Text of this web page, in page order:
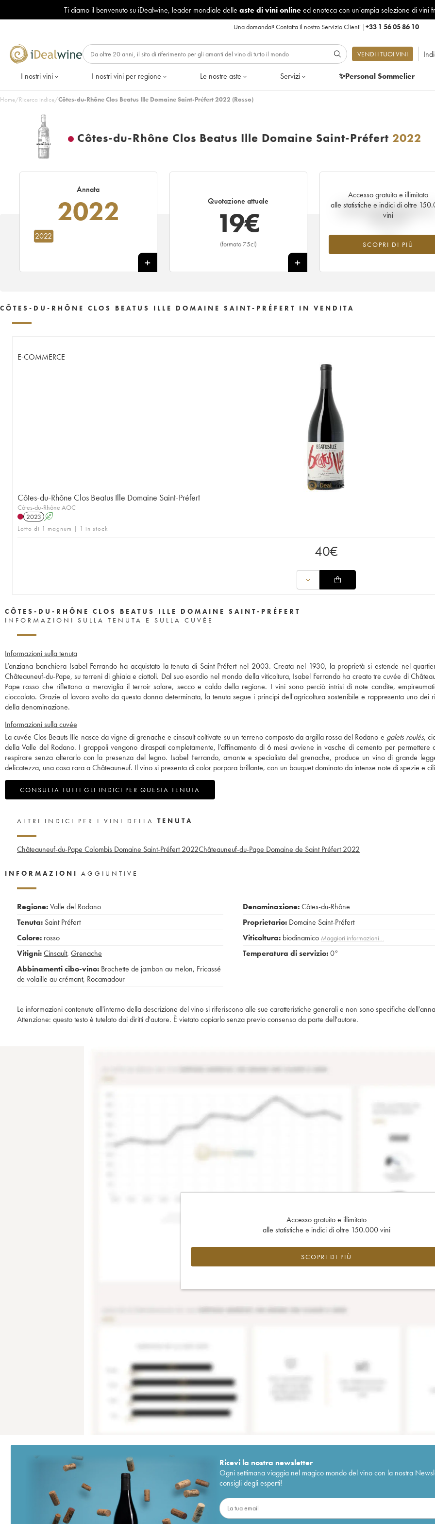
Ti diamo il benvenuto su iDealwine, leader mondiale delle aste di vini onlineed enoteca con un'ampia selezione di vini
Una domanda?Contatta il nostro Servizio Clienti |+33 1 56 05 86 10
VENDI I TUOI VINI
I nostri vini I nostri vini per regione Le nostre aste Servizi ✨Personal Sommelier
Home/Ricerca indice/Côtes-du-Rhône Clos Beatus Ille Domaine Saint-Préfert 2022 (Rosso)
Côtes-du-Rhône Clos Beatus Ille Domaine Saint-Préfert 2022
Annata
2022
2022
Quotazione attuale
19€
(formato 75cl)
+
Accesso gratuito e illimitato
alle statistiche e indici di oltre
vini
SCOPRI DI PIÙ
Andamento della quotazione
tempo reale
CÔTES-DU-RHÔNE CLOS BEATUS ILLE DOMAINE SAINT-PRÉFERT IN VENDITA
E-COMMERCE
Côtes-du-Rhône Clos Beatus Ille Domaine Saint-Préfert
Côtes-du-Rhône AOC
2023 A
Lotto di 1 magnum | 1 in stock
40€
CÔTES-DU-RHÔNE CLOS BEATUS ILLE DOMAINE SAINT-PRÉFERT
INFORMAZIONI SULLA TENUTA E SULLA CUVÉE
Informazioni sulla tenuta
L’anziana banchiera Isabel Ferrando ha acquistato la tenuta di Saint-Préfert nel 2003. Creata nel 1930, la proprietà si estende nel
Châteauneuf-du-Pape, su terreni di ghiaia e ciottoli. Dal suo esordio nel mondo della viticoltura, Isabel Ferrando ha creato tre cuvée di
Pape rosso che riflettono a meraviglia il terroir solare, secco e caldo della regione. I vini sono perciò intrisi di note candite,
cioccolato. Grazie al lavoro svolto da questa donna determinata, la tenuta segue i principi dell'agricoltura sostenibile e rappresenta uno dei
della denominazione.
Informazioni sulla cuvée
La cuvée Clos Beauts Ille nasce da vigne di grenache e cinsault coltivate su un terreno composto da argilla rossa del Rodano e galets roulés,
della Valle del Rodano. I grappoli vengono diraspati completamente, l’affinamento di 6 mesi avviene in vasche di cemento per permettere
respirare senza alterarlo con la presenza del legno. Isabel Ferrando, amante e specialista del grenache, produce un vino di grande
delicatezza, una cosa rara a Châteauneuf. Il vino si presenta di color porpora brillante, con un bouquet dominato da intense note di spezie e
CONSULTA TUTTI GLI INDICI PER QUESTA TENUTA
ALTRI INDICI PER I VINI DELLA TENUTA
Châteauneuf-du-Pape Colombis Domaine Saint-Préfert 2022Châteauneuf-du-Pape Domaine de Saint Préfert 2022
INFORMAZIONI AGGIUNTIVE
Regione:Valle del Rodano
Tenuta: Saint Préfert
Colore: rosso
Vitigni:Cinsault, Grenache
Abbinamenti cibo-vino: Brochette de jambon au melon, Fricassé
de volaille au crémant, Rocamadour
Denominazione:Côtes-du-Rhône
Proprietario: Domaine Saint-Préfert
Viticoltura: biodinamico Maggiori informazioni…
Temperatura di servizio:0°
Le informazioni contenute all'interno della descrizione del vino si riferiscono alle sue caratteristiche generali e non sono specifiche
Attenzione: questo testo è tutelato dai diritti d'autore. È vietato copiarlo senza previo consenso da parte dell'autore.
Accesso gratuito e illimitato
alle statistiche e indici di oltre 150.000 vini
SCOPRI DI PIÙ
Ricevi la nostra newsletter
Ogni settimana viaggia nel magico mondo del vino con la nostra
consigli degli esperti!